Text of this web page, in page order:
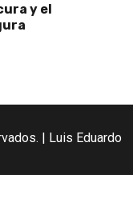
y el
| Luis Eduardo